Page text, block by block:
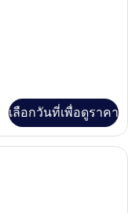
เลือกวันที่เพื่อดูราคา
ระดับพรีเมียม, ตู้นิรภัยใน